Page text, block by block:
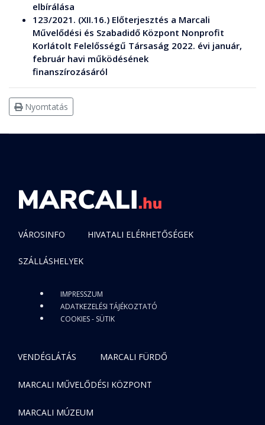
elbírálása
123/2021. (XII.16.) Előterjesztés a Marcali
Művelődési és Szabadidő Központ Nonprofit
Korlátolt Felelősségű Társaság 2022. évi január,
február havi működésének
finanszírozásáról
Nyomtatás
VÁROSINFO HIVATALI ELÉRHETŐSÉGEK
SZÁLLÁSHELYEK
IMPRESSZUM
ADATKEZELÉSI TÁJÉKOZTATÓ
COOKIES - SÜTIK
VENDÉGLÁTÁS MARCALI FÜRDŐ
MARCALI MŰVELŐDÉSI KÖZPONT
MARCALI MÚZEUM